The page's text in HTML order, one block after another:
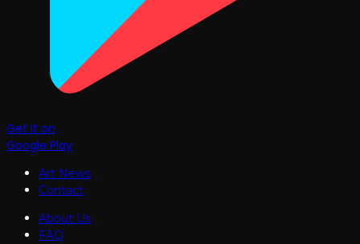
Get it on
Google Play
Art News
Contact
About Us
FAQ